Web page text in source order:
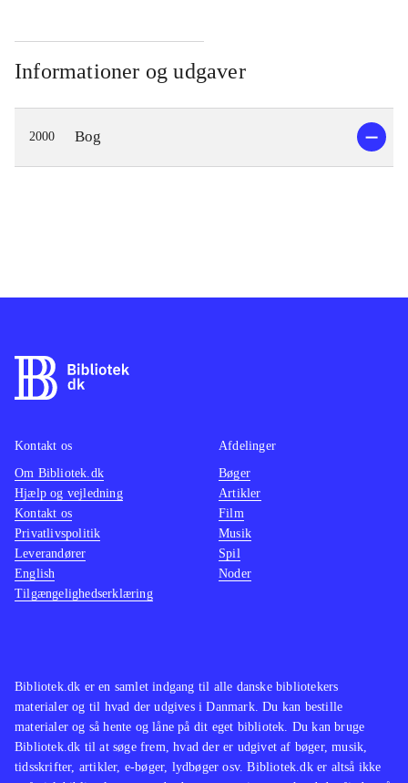
Informationer og udgaver
2000 Bog
Bibliotek.dk er en samlet indgang til alle danske bibliotekers
materialer og til hvad der udgives i Danmark. Du kan bestille
materialer og så hente og låne på dit eget bibliotek. Du kan bruge
Bibliotek.dk til at søge frem, hvad der er udgivet af bøger, musik,
tidsskrifter, artikler, e-bøger, lydbøger osv. Bibliotek.dk er altså ikke
Kontakt os
Om Bibliotek.dk
Hjælp og vejledning
Kontakt os
Privatlivspolitik
Leverandører
English
Tilgængelighedserklæring
Afdelinger
Bøger
Artikler
Film
Musik
Spil
Noder